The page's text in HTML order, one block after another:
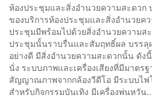
ห้องประชุมและสิ่งอำนวยความสะดวก
ของบริการห้องประชุมและสิ่งอำนวยค
ประชุมมีพร้อมไปด้วยสิ่งอำนวยความส
ประชุมนั้นราบรื่นและสัมฤทธิ์ผล บรรลุ
อย่างดี มีสิ่งอำนวยความสะดวกนั้น ดัง
นั่ง ระบบภาพและเครื่องเสียงที่มีมาตร
สัญญาณภาพจากกล้องวีดีโอ มีระบบไ
สำหรับกิจกรรมบันเทิง มีเครื่องพ่นหวัน